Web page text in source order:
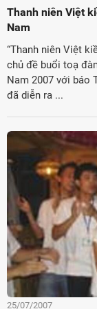
Thanh niên Việt
Nam
“Thanh niên Việt
chủ đề buổi toạ
Nam 2007 với báo
đã diễn ra ...
25/07/2007